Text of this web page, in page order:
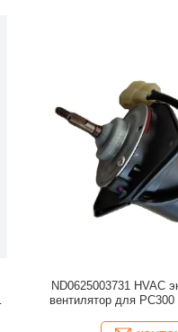
ND0625003731 HVAC
вентилятор для